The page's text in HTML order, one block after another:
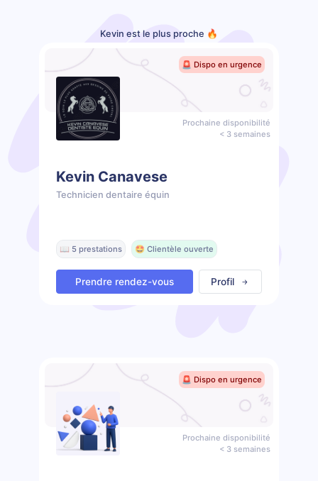
Kevin est le plus proche 🔥
🚨 Dispo en urgence
Prochaine disponibilité
< 3 semaines
Kevin Canavese
Technicien dentaire équin
📖 5 prestations 🤩 Clientèle ouverte
Prendre rendez-vous Profil
🚨 Dispo en urgence
Prochaine disponibilité
< 3 semaines